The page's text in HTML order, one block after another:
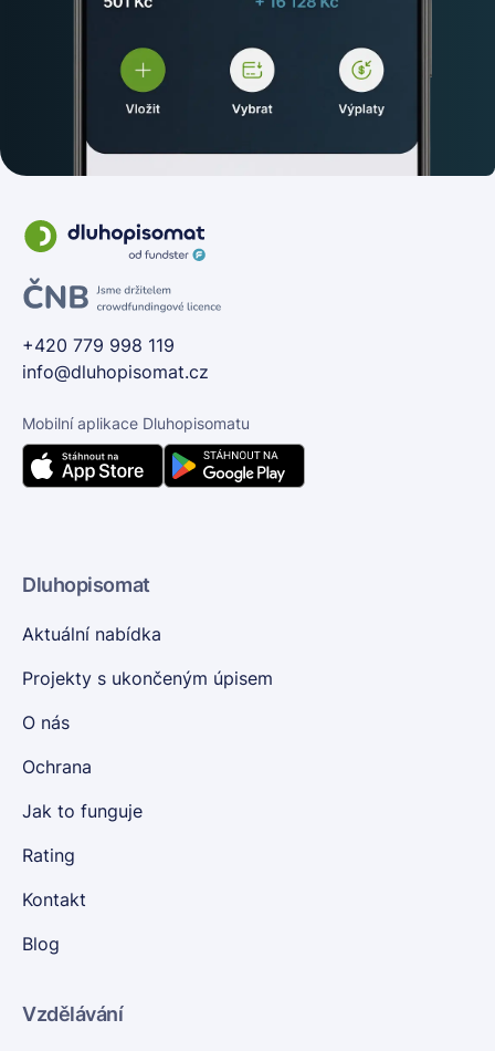
+420 779 998 119
info@dluhopisomat.cz
Mobilní aplikace Dluhopisomatu
Dluhopisomat
Aktuální nabídka
Projekty s ukončeným úpisem
O nás
Ochrana
Jak to funguje
Rating
Kontakt
Blog
Vzdělávání